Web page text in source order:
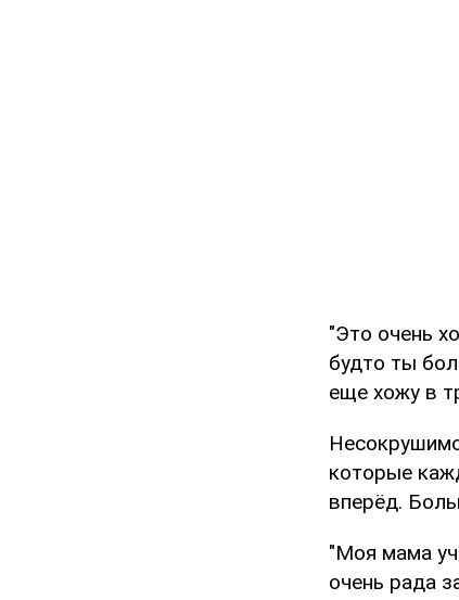
"Это очень
будто ты
еще хожу в
которые
вперёд.
"Моя мама
очень рада